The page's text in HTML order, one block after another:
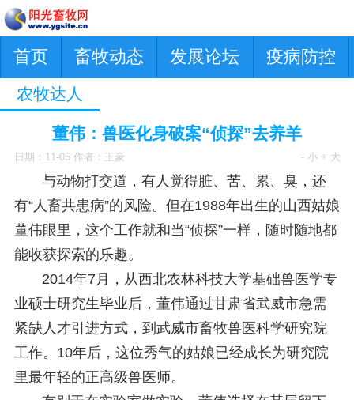
首页 畜牧动态 发展论坛 疫病防控
农牧达人
董伟：兽医化身破案“侦探”去养羊
日期：11-05 作者：王豪 - 小 + 大
与动物打交道，有人觉得脏、苦、累、臭，还
有“人畜共患病”的风险。但在1988年出生的山西姑娘
董伟眼里，这个工作就和当“侦探”一样，随时随地都
能收获探索的乐趣。
2014年7月，从西北农林科技大学基础兽医学专
业硕士研究生毕业后，董伟通过甘肃省武威市急需
紧缺人才引进方式，到武威市畜牧兽医科学研究院
工作。10年后，这位秀气的姑娘已经成长为研究院
里最年轻的正高级兽医师。